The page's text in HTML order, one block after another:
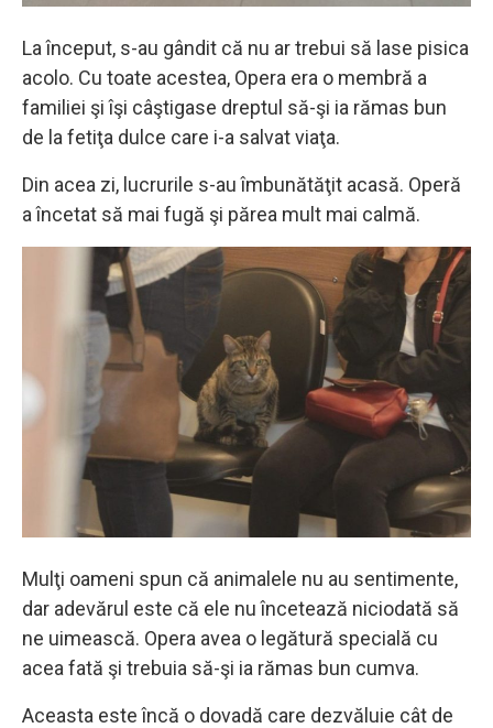
La început, s-au gândit că nu ar trebui să lase pisica
acolo. Cu toate acestea, Opera era o membră a
familiei şi îşi câştigase dreptul să-şi ia rămas bun
de la fetiţa dulce care i-a salvat viaţa.
Din acea zi, lucrurile s-au îmbunătăţit acasă. Operă
a încetat să mai fugă şi părea mult mai calmă.
Mulţi oameni spun că animalele nu au sentimente,
dar adevărul este că ele nu încetează niciodată să
ne uimească. Opera avea o legătură specială cu
acea fată şi trebuia să-şi ia rămas bun cumva.
Aceasta este încă o dovadă care dezvăluie cât de